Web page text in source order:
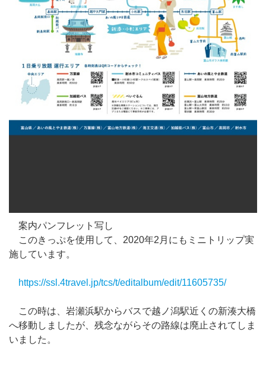
案内パンフレット写し
このきっぷを使用して、2020年2月にもミニトリップ実
施しています。
https://ssl.4travel.jp/tcs/t/editalbum/edit/11605735/
この時は、岩瀬浜駅からバスで越ノ潟駅近くの新湊大橋
へ移動しましたが、残念ながらその路線は廃止されてしま
いました。